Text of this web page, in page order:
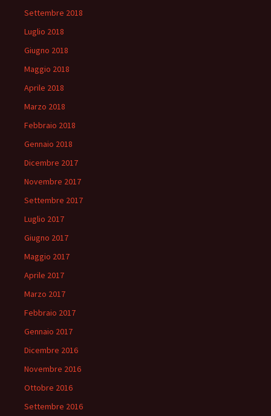
Settembre 2018
Luglio 2018
Giugno 2018
Maggio 2018
Aprile 2018
Marzo 2018
Febbraio 2018
Gennaio 2018
Dicembre 2017
Novembre 2017
Settembre 2017
Luglio 2017
Giugno 2017
Maggio 2017
Aprile 2017
Marzo 2017
Febbraio 2017
Gennaio 2017
Dicembre 2016
Novembre 2016
Ottobre 2016
Settembre 2016